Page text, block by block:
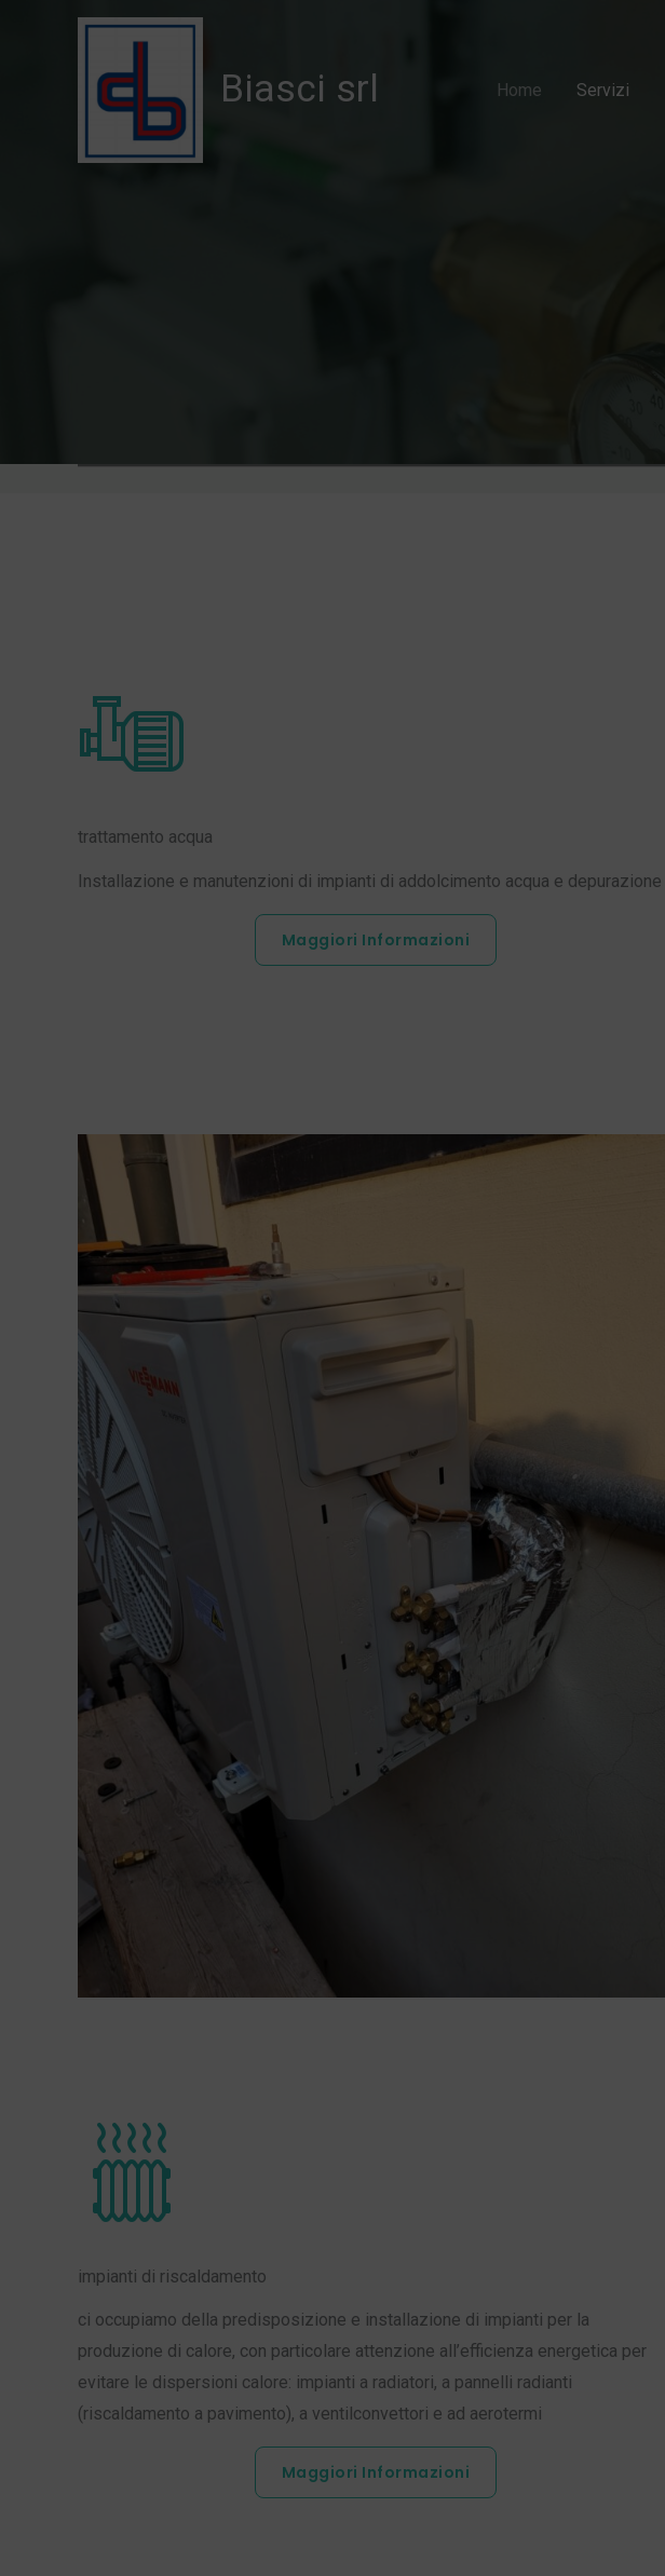
Biasci srl Home Servizi
trattamento acqua
Installazione e manutenzioni di impianti di addolcimento acqua e depurazione
Maggiori Informazioni
impianti di riscaldamento
ci occupiamo della predisposizione e installazione di impianti per la
produzione di calore, con particolare attenzione all’efficienza energetica per
evitare le dispersioni calore: impianti a radiatori, a pannelli radianti
(riscaldamento a pavimento), a ventilconvettori e ad aerotermi
Maggiori Informazioni